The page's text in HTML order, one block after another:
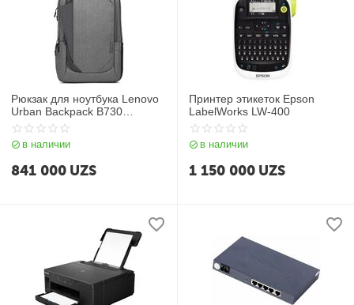
Рюкзак для ноутбука Lenovo
Urban Backpack B730
(GX40X54263), серый
в наличии
841 000 UZS
Принтер этикеток Epson
LabelWorks LW-400
в наличии
1 150 000 UZS